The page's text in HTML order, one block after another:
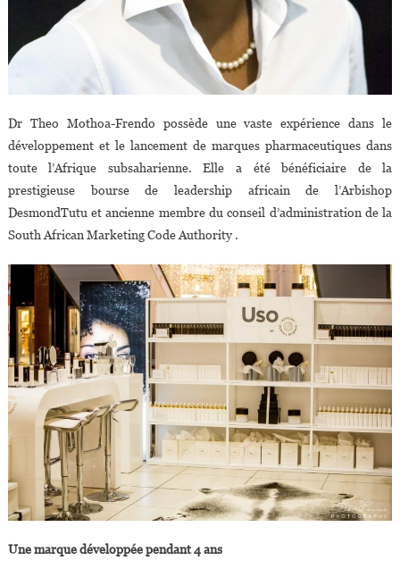
Dr Theo Mothoa-Frendo possède une vaste expérience dans le
développement et le lancement de marques pharmaceutiques dans
toute l’Afrique subsaharienne. Elle a été bénéficiaire de la
prestigieuse bourse de leadership africain de l’Arbishop
DesmondTutu et ancienne membre du conseil d’administration de la
South African Marketing Code Authority .
Une marque développée pendant 4 ans